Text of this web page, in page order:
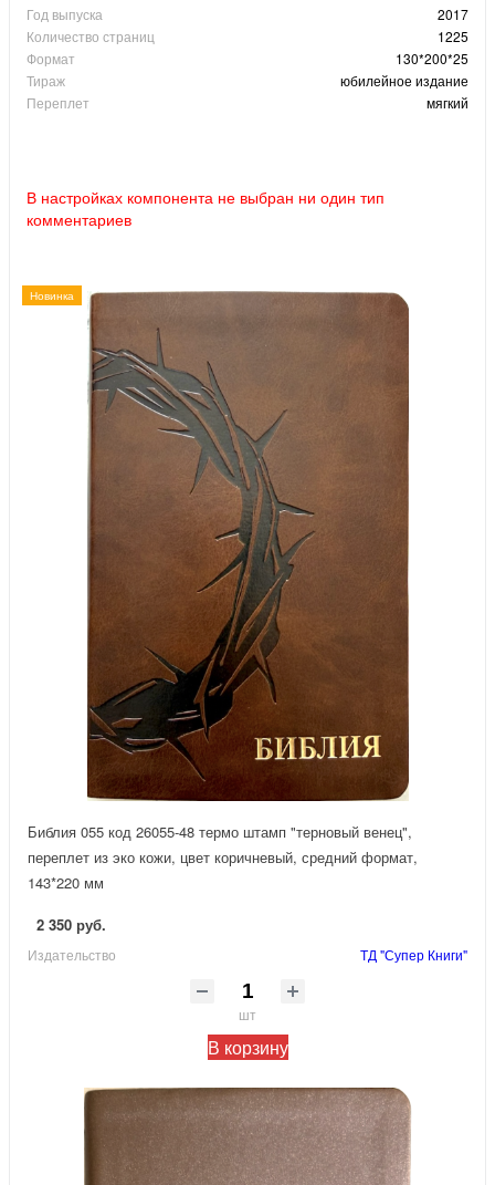
Год выпуска
2017
Количество страниц
1225
Формат
130*200*25
Тираж
юбилейное издание
Переплет
мягкий
В настройках компонента не выбран ни один тип
комментариев
Новинка
Библия 055 код 26055-48 термо штамп "терновый венец",
переплет из эко кожи, цвет коричневый, средний формат,
143*220 мм
2 350 руб.
Издательство ТД "Супер Книги"
шт
В корзину